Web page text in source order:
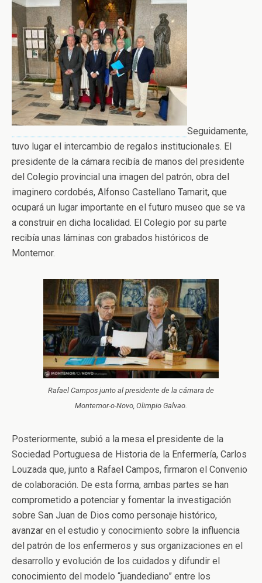
Seguidamente,
tuvo lugar el intercambio de regalos institucionales. El
presidente de la cámara recibía de manos del presidente
del Colegio provincial una imagen del patrón, obra del
imaginero cordobés, Alfonso Castellano Tamarit, que
ocupará un lugar importante en el futuro museo que se va
a construir en dicha localidad. El Colegio por su parte
recibía unas láminas con grabados históricos de
Montemor.
Rafael Campos junto al presidente de la cámara de
Montemor-o-Novo, Olimpio Galvao.
Posteriormente, subió a la mesa el presidente de la
Sociedad Portuguesa de Historia de la Enfermería, Carlos
Louzada que, junto a Rafael Campos, firmaron el Convenio
de colaboración. De esta forma, ambas partes se han
comprometido a potenciar y fomentar la investigación
sobre San Juan de Dios como personaje histórico,
avanzar en el estudio y conocimiento sobre la influencia
del patrón de los enfermeros y sus organizaciones en el
desarrollo y evolución de los cuidados y difundir el
conocimiento del modelo “juandediano” entre los